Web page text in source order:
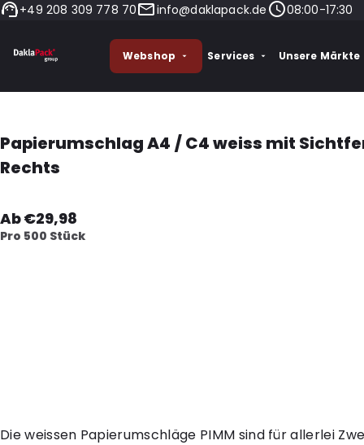
+49 208 309 778 70 info@daklapack.de 08:00-17:30
Webshop Services Unsere Märkte
Papierumschlag A4 / C4 weiss mit
Rechts
Ab €29,98
Pro 500 Stück
Die weissen Papierumschläge PIMM sind für allerlei